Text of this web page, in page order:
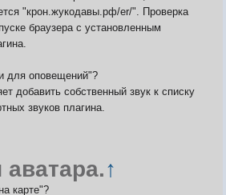
"крон.жукодавы.рф/er/". Проверка
браузера с установленным
для оповещений"?
добавить собственный звук к списку
звуков плагина.
аватара.↑
карте"?